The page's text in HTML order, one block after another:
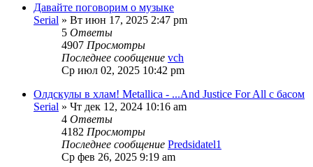
Давайте поговорим о музыке
Serial » Вт июн 17, 2025 2:47 pm
5 Ответы
4907 Просмотры
Последнее сообщение vch
Ср июл 02, 2025 10:42 pm
Олдскулы в хлам! Metallica - ...And Justice For All с басом
Serial » Чт дек 12, 2024 10:16 am
4 Ответы
4182 Просмотры
Последнее сообщение Predsidatel1
Ср фев 26, 2025 9:19 am